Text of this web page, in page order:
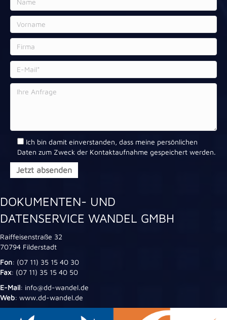
Ich bin damit einverstanden, dass meine persönlichen
Daten zum Zweck der Kontaktaufnahme gespeichert werden.
DOKUMENTEN- UND
DATENSERVICE WANDEL GMBH
Raiffeisenstraße 32
70794 Filderstadt
Fon: (07 11) 35 15 40 30
Fax: (07 11) 35 15 40 50
E-Mail: info@dd-wandel.de
Web: www.dd-wandel.de